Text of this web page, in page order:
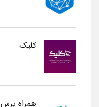
کلیک
همراه پرس